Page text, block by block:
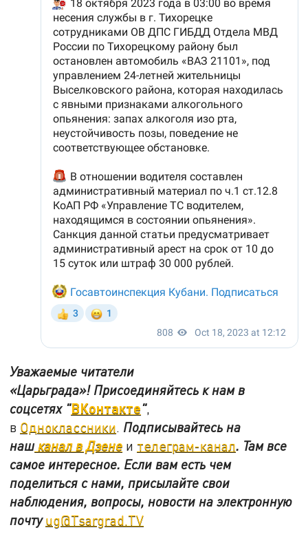
Уважаемые читатели
«Царьграда»! Присоединяйтесь к нам в
соцсетях "ВКонтакте",
в Одноклассники Подписывайтесь на
нашканал в Дзене и телеграм-канал. Там все
самое интересное. Если вам есть чем
поделиться с нами, присылайте свои
наблюдения, вопросы, новости на электронную
почтуug@Tsargrad.TV